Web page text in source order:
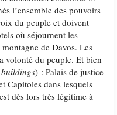
l’ensemble des pouvoirs
du peuple et doivent
où séjournent les
de Davos. Les
volonté du peuple. Et bien
buildings) : Palais de justice
Capitoles dans lesquels
dès lors très légitime à